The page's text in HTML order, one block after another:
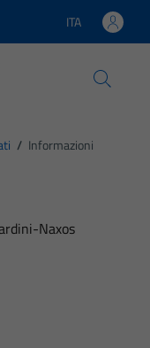
Lingua attiva:
ITA
/ Informazioni
Naxos